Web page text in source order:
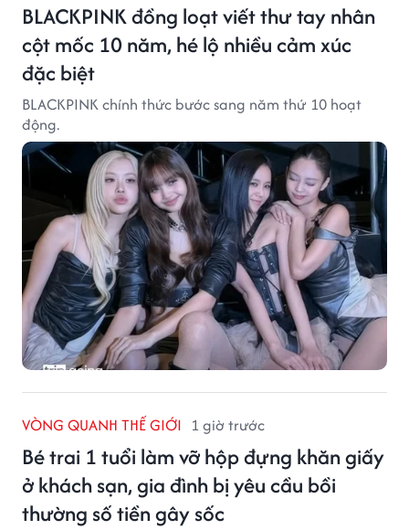
BLACKPINK đồng loạt viết thư tay nhân
cột mốc 10 năm, hé lộ nhiều cảm xúc
đặc biệt
BLACKPINK chính thức bước sang năm thứ 10 hoạt
động.
VÒNG QUANH THẾ GIỚI 1 giờ trước
Bé trai 1 tuổi làm vỡ hộp đựng khăn giấy
ở khách sạn, gia đình bị yêu cầu bồi
thường số tiền gây sốc